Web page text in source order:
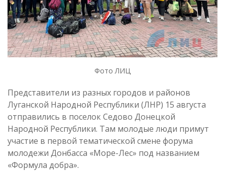
Фото ЛИЦ
Представители из разных городов и районов
Луганской Народной Республики (ЛНР) 15 августа
отправились в поселок Седово Донецкой
Народной Республики. Там молодые люди примут
участие в первой тематической смене форума
молодежи Донбасса «Море-Лес» под названием
«Формула добра».